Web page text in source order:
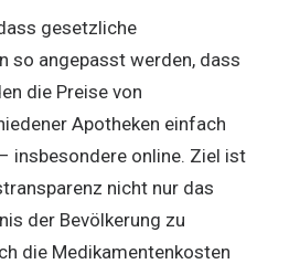
gesetzliche
so angepasst werden, dass
die Preise von
Apotheken einfach
insbesondere online. Ziel ist
nicht nur das
der Bevölkerung zu
die Medikamentenkosten